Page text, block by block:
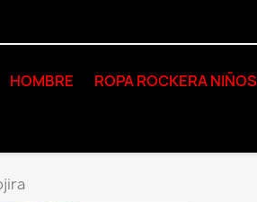
HOMBRE ROPA ROCKERA NIÑOS